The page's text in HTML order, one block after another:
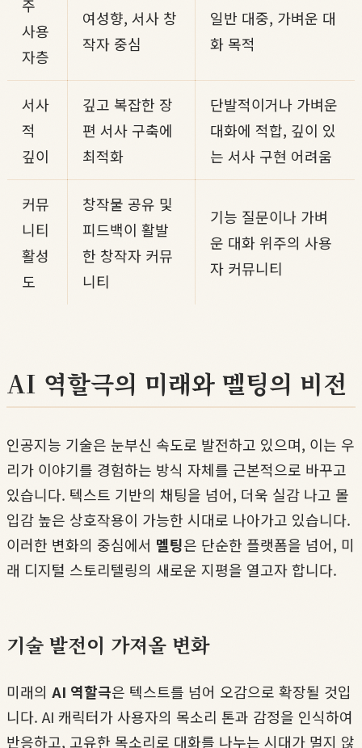
주
사용
자층
여성향, 서사 창
작자 중심
일반 대중, 가벼운 대
화 목적
서사
적
깊이
깊고 복잡한 장
편 서사 구축에
최적화
단발적이거나 가벼운
대화에 적합, 깊이 있
는 서사 구현 어려움
커뮤
니티
활성
도
창작물 공유 및
피드백이 활발
한 창작자 커뮤
니티
기능 질문이나 가벼
운 대화 위주의 사용
자 커뮤니티
AI 역할극의 미래와 멜팅의 비전
인공지능 기술은 눈부신 속도로 발전하고 있으며, 이는 우
리가 이야기를 경험하는 방식 자체를 근본적으로 바꾸고
있습니다. 텍스트 기반의 채팅을 넘어, 더욱 실감 나고 몰
입감 높은 상호작용이 가능한 시대로 나아가고 있습니다.
이러한 변화의 중심에서 멜팅은 단순한 플랫폼을 넘어, 미
래 디지털 스토리텔링의 새로운 지평을 열고자 합니다.
기술 발전이 가져올 변화
미래의 AI 역할극은 텍스트를 넘어 오감으로 확장될 것입
니다. AI 캐릭터가 사용자의 목소리 톤과 감정을 인식하여
반응하고, 고유한 목소리로 대화를 나누는 시대가 멀지 않